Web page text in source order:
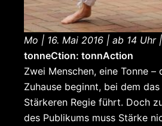
Mo | 16. Mai 2016 | ab 14 Uhr
tonneCtion: tonnAction
Zwei Menschen, eine Tonne –
Zuhause beginnt, bei dem
Stärkeren Regie führt. Doch
des Publikums muss Stärke